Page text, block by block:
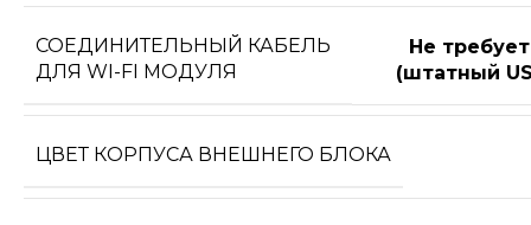
СОЕДИНИТЕЛЬНЫЙ КАБЕЛЬ
ДЛЯ WI-FI МОДУЛЯ
Не
(штатный
ЦВЕТ КОРПУСА ВНЕШНЕГО БЛОКА